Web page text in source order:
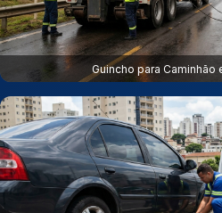
Guincho para Caminhão